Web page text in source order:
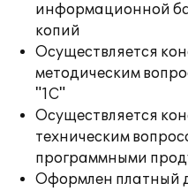
информационной
копий
Осуществляется
методическим
"1С"
Осуществляется
техническим
программными
Оформлен платный